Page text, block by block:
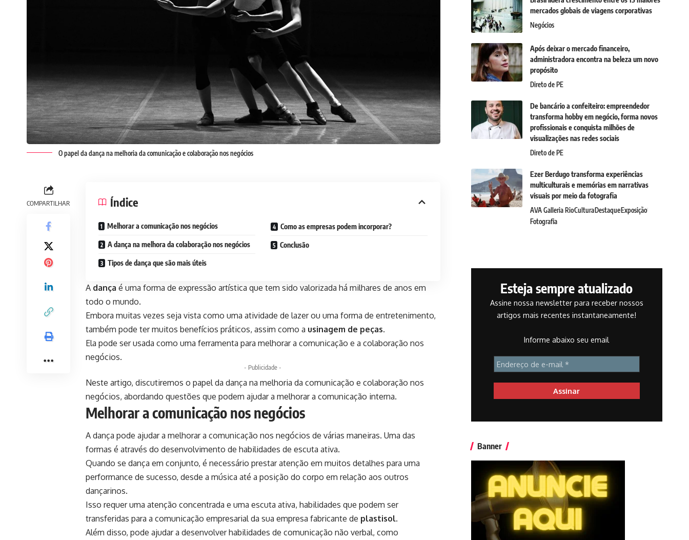
O papel da dança na melhoria da comunicação e colaboração nos negócios
COMPARTILHAR Índice
Melhorar a comunicação nos negócios
A dança na melhora da colaboração nos negócios
Tipos de dança que são mais úteis
Como as empresas podem incorporar?
Conclusão
A dança é uma forma de expressão artística que tem sido valorizada há milhares de anos em
todo o mundo.
Embora muitas vezes seja vista como uma atividade de lazer ou uma forma de entretenimento,
também pode ter muitos benefícios práticos, assim como a usinagem de peças.
Ela pode ser usada como uma ferramenta para melhorar a comunicação e a colaboração nos
negócios.
- Publicidade -
Neste artigo, discutiremos o papel da dança na melhoria da comunicação e colaboração nos
negócios, abordando questões que podem ajudar a melhorar a comunicação interna.
Melhorar a comunicação nos negócios
A dança pode ajudar a melhorar a comunicação nos negócios de várias maneiras. Uma das
formas é através do desenvolvimento de habilidades de escuta ativa.
Quando se dança em conjunto, é necessário prestar atenção em muitos detalhes para uma
performance de sucesso, desde a música até a posição do corpo em relação aos outros
dançarinos.
Isso requer uma atenção concentrada e uma escuta ativa, habilidades que podem ser
transferidas para a comunicação empresarial da sua empresa fabricante de plastisol.
Além disso, pode ajudar a desenvolver habilidades de comunicação não verbal, como
mercados globais de viagens corporativas
Negócios
Após deixar o mercado financeiro,
administradora encontra na beleza um novo
propósito
Direto de PE
De bancário a confeiteiro: empreendedor
transforma hobby em negócio, forma novos
profissionais e conquista milhões de
visualizações nas redes sociais
Direto de PE
Ezer Berdugo transforma experiências
multiculturais e memórias em narrativas
visuais por meio da fotografia
AVA Galleria RioCulturaDestaqueExposição
Fotografia
Esteja sempre atualizado
Assine nossa newsletter para receber nossos
artigos mais recentes instantaneamente!
Informe abaixo seu email
Banner